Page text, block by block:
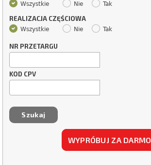
Wszystkie Nie Tak
REALIZACJA CZĘŚCIOWA
Wszystkie Nie Tak
NR PRZETARGU
KOD CPV
WYPRÓBUJ ZA DARMO